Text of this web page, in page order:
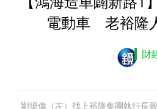
電動車 老裕隆
財
劉揚偉（左）找上裕隆集團執行長